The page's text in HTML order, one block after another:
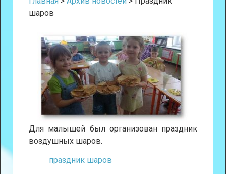
шаров
Для малышей был организован праздник
воздушных шаров.
праздник шаров